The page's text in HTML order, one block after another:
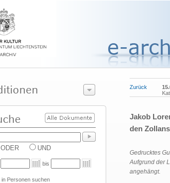
ODER UND
bis
in Personen suchen
Zurück
Jakob
den
Gedrucktes
Aufgrund der
angehängt.